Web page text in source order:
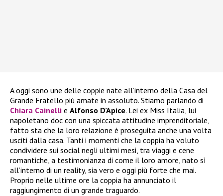
A oggi sono une delle coppie nate all’interno della Casa del
Grande Fratello più amate in assoluto. Stiamo parlando di
Chiara Cainelli e Alfonso D’Apice. Lei ex Miss Italia, lui
napoletano doc con una spiccata attitudine imprenditoriale,
fatto sta che la loro relazione è proseguita anche una volta
usciti dalla casa. Tanti i momenti che la coppia ha voluto
condividere sui social negli ultimi mesi, tra viaggi e cene
romantiche, a testimonianza di come il loro amore, nato sì
all’interno di un reality, sia vero e oggi più forte che mai.
Proprio nelle ultime ore la coppia ha annunciato il
raggiungimento di un grande traguardo.